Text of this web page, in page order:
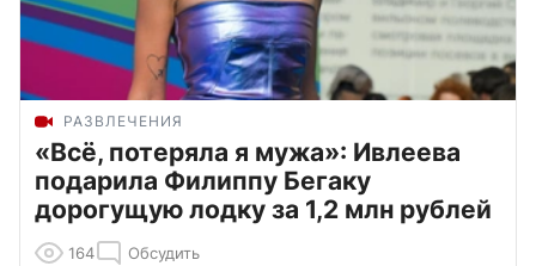
РАЗВЛЕЧЕНИЯ
«Всё, потеряла я мужа»: Ивлеева
подарила Филиппу Бегаку
дорогущую лодку за 1,2 млн рублей
164 Обсудить